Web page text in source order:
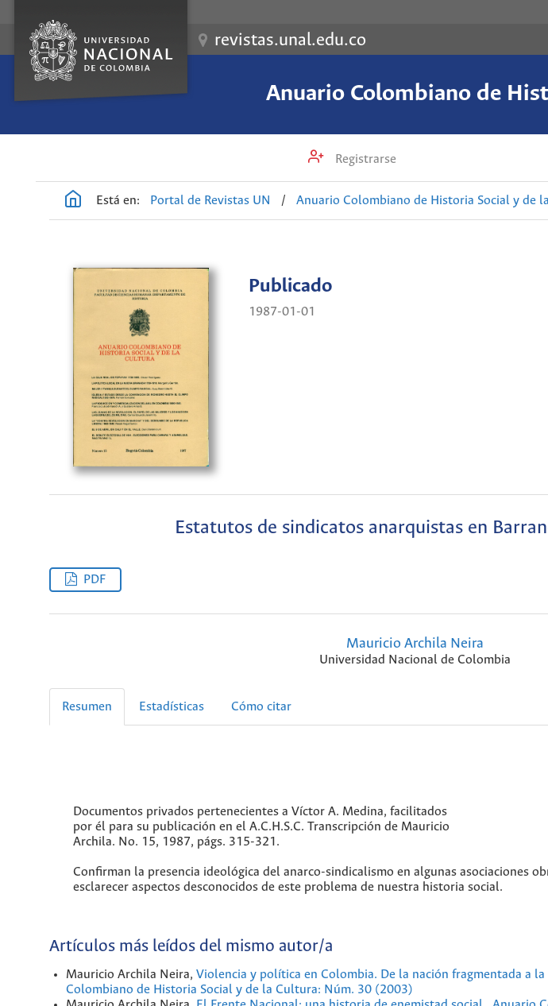
revistas.unal.edu.co
Anuario Colombiano de
Registrarse
Está en: Portal de Revistas UN / Anuario Colombiano de Historia Social y de
Publicado
1987-01-01
Estatutos de sindicatos anarquistas en
PDF
Mauricio Archila Neira
Universidad Nacional de Colombia
Resumen Estadísticas Cómo citar
Documentos privados pertenecientes a Víctor A. Medina, facilitados
por él para su publicación en el A.C.H.S.C. Transcripción de Mauricio
Archila. No. 15, 1987, págs. 315-321.
Confirman la presencia ideológica del anarco-sindicalismo en algunas asociaciones
esclarecer aspectos desconocidos de este problema de nuestra historia social.
Artículos más leídos del mismo autor/a
Mauricio Archila Neira, Violencia y política en Colombia. De la nación fragmentada a
Colombiano de Historia Social y de la Cultura: Núm. 30 (2003)